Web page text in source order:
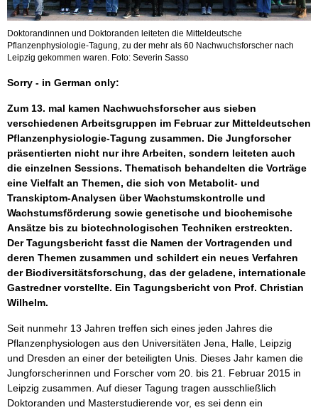
Doktorandinnen und Doktoranden leiteten die Mitteldeutsche
Pflanzenphysiologie-Tagung, zu der mehr als 60 Nachwuchsforscher nach
Leipzig gekommen waren. Foto: Severin Sasso
Sorry - in German only:
Zum 13. mal kamen Nachwuchsforscher aus sieben
verschiedenen Arbeitsgruppen im Februar zur Mitteldeutschen
Pflanzenphysiologie-Tagung zusammen. Die Jungforscher
präsentierten nicht nur ihre Arbeiten, sondern leiteten auch
die einzelnen Sessions. Thematisch behandelten die Vorträge
eine Vielfalt an Themen, die sich von Metabolit- und
Transkiptom-Analysen über Wachstumskontrolle und
Wachstumsförderung sowie genetische und biochemische
Ansätze bis zu biotechnologischen Techniken erstreckten.
Der Tagungsbericht fasst die Namen der Vortragenden und
deren Themen zusammen und schildert ein neues Verfahren
der Biodiversitätsforschung, das der geladene, internationale
Gastredner vorstellte. Ein Tagungsbericht von Prof. Christian
Wilhelm.
Seit nunmehr 13 Jahren treffen sich eines jeden Jahres die
Pflanzenphysiologen aus den Universitäten Jena, Halle, Leipzig
und Dresden an einer der beteiligten Unis. Dieses Jahr kamen die
Jungforscherinnen und Forscher vom 20. bis 21. Februar 2015 in
Leipzig zusammen. Auf dieser Tagung tragen ausschließlich
Doktoranden und Masterstudierende vor, es sei denn ein